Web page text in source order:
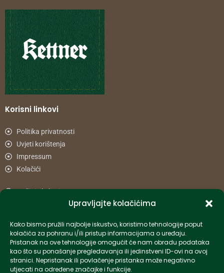
Upravljajte kolačićima
Kako bismo pružili najbolje iskustvo, koristimo tehnologije poput
kolačića za pohranu i/ili pristup informacijama o uređaju.
Pristanak na ove tehnologije omogućit će nam obradu podataka
kao što su ponašanje pregledavanja ili jedinstveni ID-ovi na ovoj
stranici. Nepristanak ili povlačenje pristanka može negativno
utjecati na određene značajke i funkcije.
Korisni linkovi
Politika privatnosti
Uvjeti korištenja
Impressum
Kolačići
Načini plaćanja
Informacije
info-hr@kettner.com